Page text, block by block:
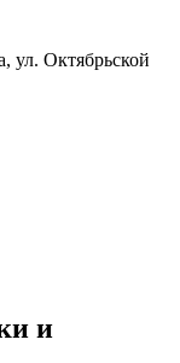
ул. Октябрьской
и